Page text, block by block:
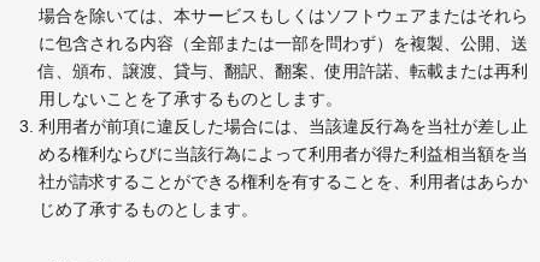
場合を除いては、本サービスもしくはソフトウェアまたはそれら
に包含される内容（全部または一部を問わず）を複製、公開、送
信、頒布、譲渡、貸与、翻訳、翻案、使用許諾、転載または再利
用しないことを了承するものとします。
利用者が前項に違反した場合には、当該違反行為を当社が差し止
める権利ならびに当該行為によって利用者が得た利益相当額を当
社が請求することができる権利を有することを、利用者はあらか
じめ了承するものとします。